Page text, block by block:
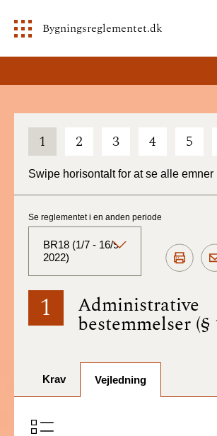
Bygningsreglementet.dk
1 2 3 4 5
Swipe horisontalt for at se alle emner
1 Administrative
bestemmelser (§
Se reglementet i en anden periode
BR18 (1/7 - 16/9
2022)
BR18 (Aktuelt)
BR18 (1/7-31/12
BR18 (1/1-30/6
BR18 (1/7- 31/12
Krav Vejledning